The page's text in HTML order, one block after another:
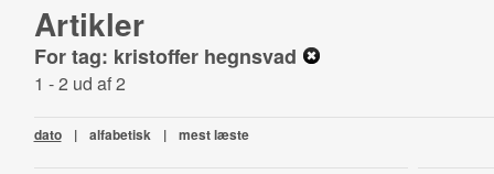
Artikler
For tag: kristoffer hegnsvad
1 - 2 ud af 2
dato | alfabetisk | mest læste